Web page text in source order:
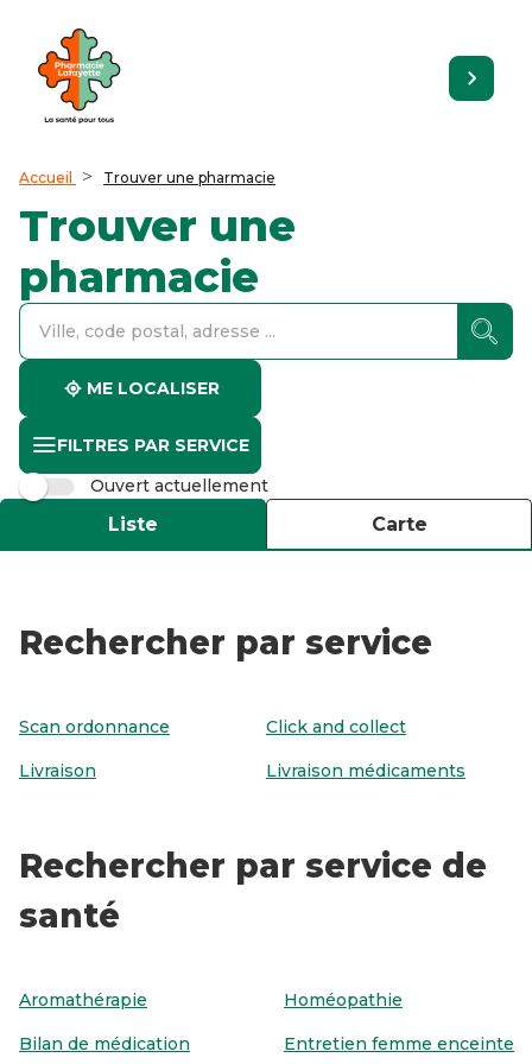
Accueil Trouver une pharmacie
Trouver une
pharmacie
accessibility.searchform.label.searchform
accessibility.searchform.label.searchinput
accessibility.searchform.autocomplete_status
ME LOCALISER
FILTRES PAR SERVICE
Ouvert actuellement
Liste Carte
Rechercher par service
Scan ordonnance Click and collect
Livraison Livraison médicaments
Rechercher par service de
santé
Aromathérapie Homéopathie
Bilan de médication Entretien femme enceinte